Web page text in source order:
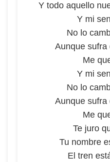
Y todo aquello
Y mi
No lo
Aunque sufra
Me
Y mi
No lo
Aunque sufra
Me
Te juro
Tu nombre
El tren